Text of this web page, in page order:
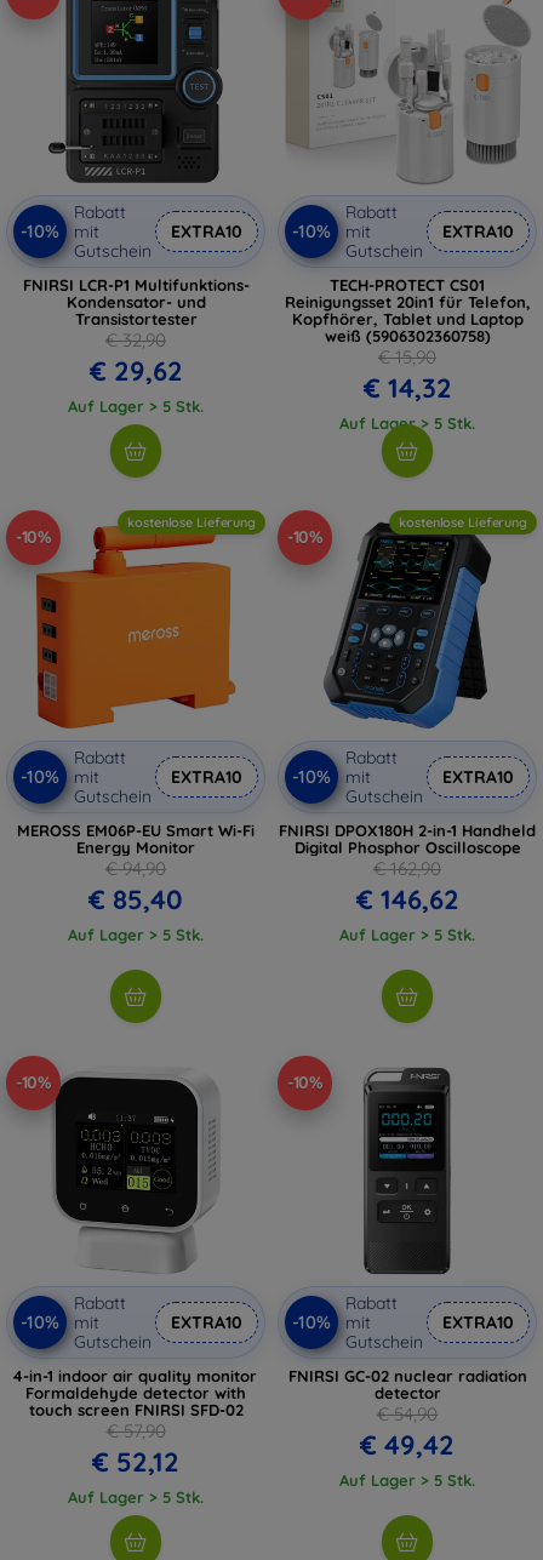
-10%
Rabatt
mit
Gutschein
EXTRA10
FNIRSI LCR-P1 Multifunktions-
Kondensator- und
Transistortester
€ 32,90
€ 29,62
Auf Lager > 5 Stk.
-10%
Rabatt
mit
Gutschein
EXTRA10
TECH-PROTECT CS01
Reinigungsset 20in1 für Telefon,
Kopfhörer, Tablet und Laptop
weiß (5906302360758)
€ 15,90
€ 14,32
Auf Lager > 5 Stk.
-10%
kostenlose Lieferung
-10%
Rabatt
mit
Gutschein
EXTRA10
MEROSS EM06P-EU Smart Wi-Fi
Energy Monitor
€ 94,90
€ 85,40
Auf Lager > 5 Stk.
-10%
kostenlose Lieferung
-10%
Rabatt
mit
Gutschein
EXTRA10
FNIRSI DPOX180H 2-in-1 Handheld
Digital Phosphor Oscilloscope
€ 162,90
€ 146,62
Auf Lager > 5 Stk.
-10%
-10%
Rabatt
mit
Gutschein
EXTRA10
4-in-1 indoor air quality monitor
Formaldehyde detector with
touch screen FNIRSI SFD-02
€ 57,90
€ 52,12
Auf Lager > 5 Stk.
-10%
-10%
Rabatt
mit
Gutschein
EXTRA10
FNIRSI GC-02 nuclear radiation
detector
€ 54,90
€ 49,42
Auf Lager > 5 Stk.